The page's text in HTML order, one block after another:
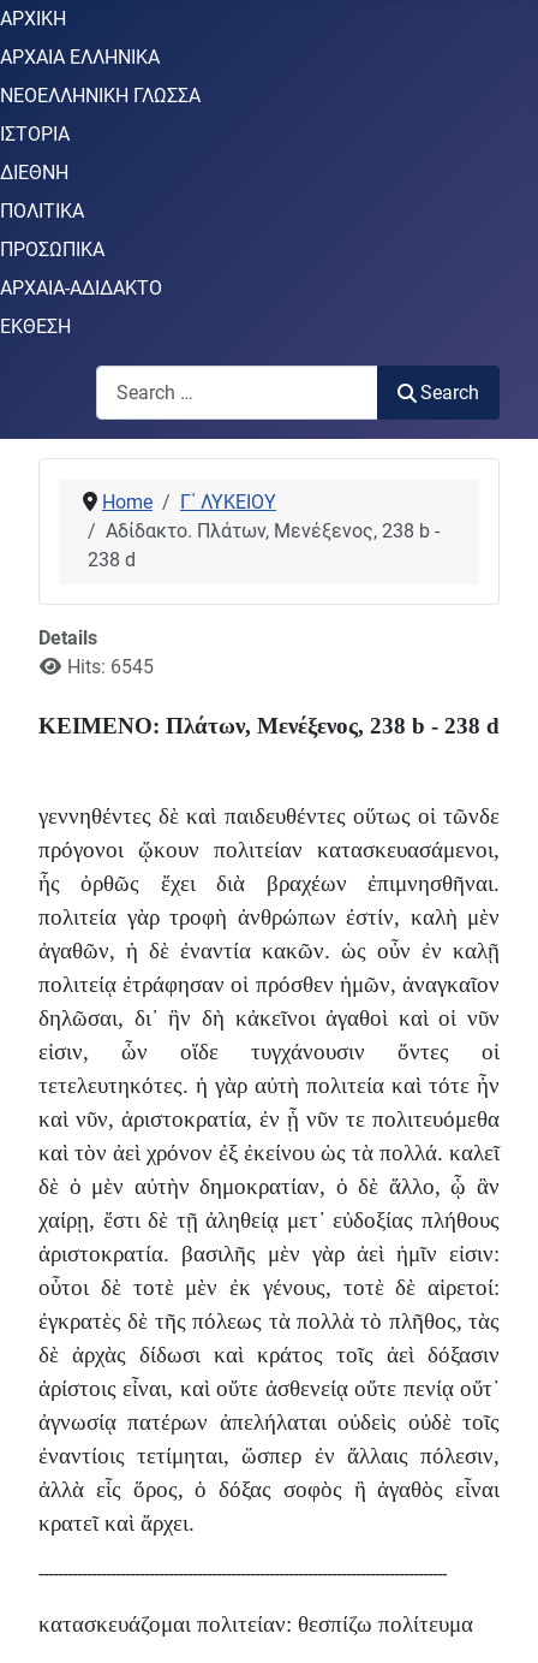
ΑΡΧΙΚΗ
ΑΡΧΑΙΑ ΕΛΛΗΝΙΚΑ
ΝΕΟΕΛΛΗΝΙΚΗ ΓΛΩΣΣΑ
ΙΣΤΟΡΙΑ
ΔΙΕΘΝΗ
ΠΟΛΙΤΙΚΑ
ΠΡΟΣΩΠΙΚΑ
ΑΡΧΑΙΑ-ΑΔΙΔΑΚΤΟ
ΕΚΘΕΣΗ
Search
Search
Home
Γ΄ ΛΥΚΕΙΟΥ
Αδίδακτο. Πλάτων, Μενέξενος, 238 b -
238 d
Details
Hits: 6545
ΚΕΙΜΕΝΟ: Πλάτων, Μενέξενος, 238 b - 238 d
γεννηθέντες δὲ καὶ παιδευθέντες οὕτως οἱ τῶνδε
πρόγονοι ᾤκουν πολιτείαν κατασκευασάμενοι,
ἧς ὀρθῶς ἔχει διὰ βραχέων ἐπιμνησθῆναι.
πολιτεία γὰρ τροφὴ ἀνθρώπων ἐστίν, καλὴ μὲν
ἀγαθῶν, ἡ δὲ ἐναντία κακῶν. ὡς οὖν ἐν καλῇ
πολιτείᾳ ἐτράφησαν οἱ πρόσθεν ἡμῶν, ἀναγκαῖον
δηλῶσαι, δι᾽ ἣν δὴ κἀκεῖνοι ἀγαθοὶ καὶ οἱ νῦν
εἰσιν, ὧν οἵδε τυγχάνουσιν ὄντες οἱ
τετελευτηκότες. ἡ γὰρ αὐτὴ πολιτεία καὶ τότε ἦν
καὶ νῦν, ἀριστοκρατία, ἐν ᾗ νῦν τε πολιτευόμεθα
καὶ τὸν ἀεὶ χρόνον ἐξ ἐκείνου ὡς τὰ πολλά. καλεῖ
δὲ ὁ μὲν αὐτὴν δημοκρατίαν, ὁ δὲ ἄλλο, ᾧ ἂν
χαίρῃ, ἔστι δὲ τῇ ἀληθείᾳ μετ᾽ εὐδοξίας πλήθους
ἀριστοκρατία. βασιλῆς μὲν γὰρ ἀεὶ ἡμῖν εἰσιν:
οὗτοι δὲ τοτὲ μὲν ἐκ γένους, τοτὲ δὲ αἱρετοί:
ἐγκρατὲς δὲ τῆς πόλεως τὰ πολλὰ τὸ πλῆθος, τὰς
δὲ ἀρχὰς δίδωσι καὶ κράτος τοῖς ἀεὶ δόξασιν
ἀρίστοις εἶναι, καὶ οὔτε ἀσθενείᾳ οὔτε πενίᾳ οὔτ᾽
ἀγνωσίᾳ πατέρων ἀπελήλαται οὐδεὶς οὐδὲ τοῖς
ἐναντίοις τετίμηται, ὥσπερ ἐν ἄλλαις πόλεσιν,
ἀλλὰ εἷς ὅρος, ὁ δόξας σοφὸς ἢ ἀγαθὸς εἶναι
κρατεῖ καὶ ἄρχει.
-------------------------------------------------------------------------------------
κατασκευάζομαι πολιτείαν: θεσπίζω πολίτευμα